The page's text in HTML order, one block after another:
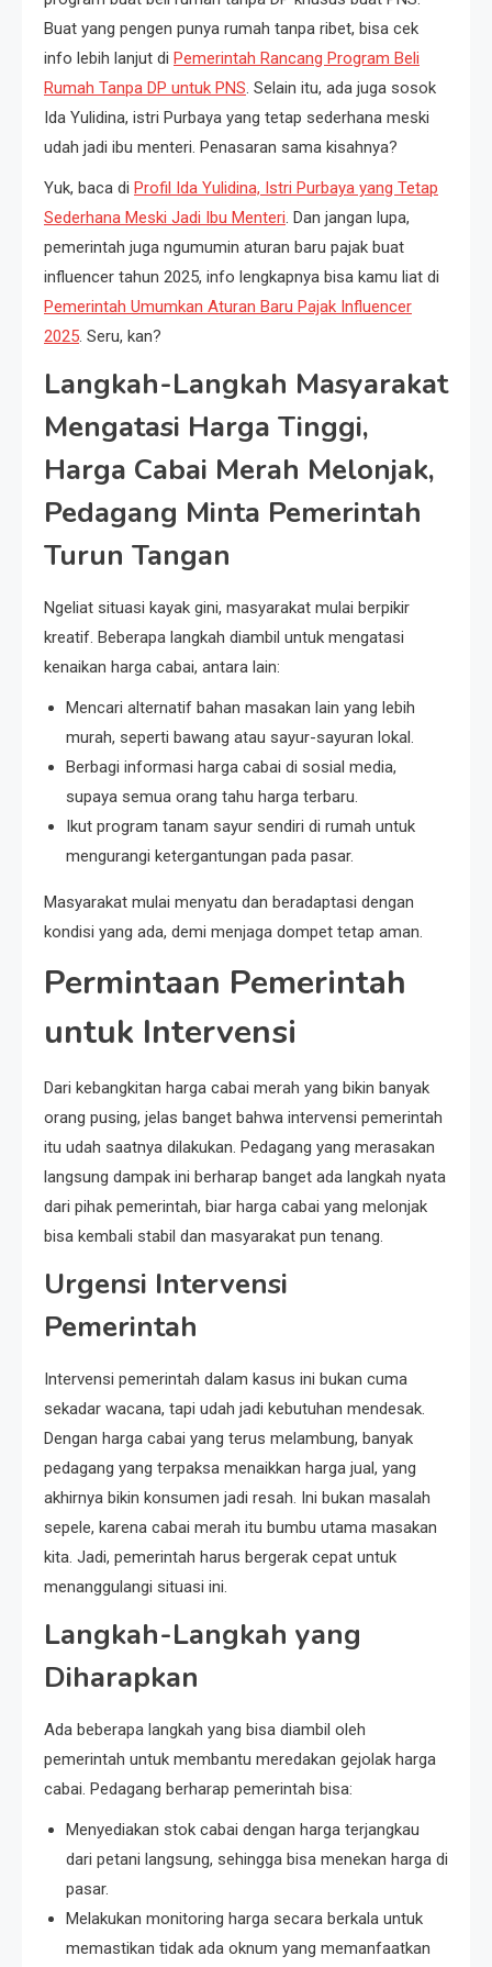
Buat yang pengen punya rumah tanpa ribet, bisa cek
info lebih lanjut di Pemerintah Rancang Program Beli
Rumah Tanpa DP untuk PNS. Selain itu, ada juga sosok
Ida Yulidina, istri Purbaya yang tetap sederhana meski
udah jadi ibu menteri. Penasaran sama kisahnya?
Yuk, baca di Profil Ida Yulidina, Istri Purbaya yang Tetap
Sederhana Meski Jadi Ibu Menteri. Dan jangan lupa,
pemerintah juga ngumumin aturan baru pajak buat
influencer tahun 2025, info lengkapnya bisa kamu liat di
Pemerintah Umumkan Aturan Baru Pajak Influencer
2025. Seru, kan?
Langkah-Langkah Masyarakat
Mengatasi Harga Tinggi,
Harga Cabai Merah Melonjak,
Pedagang Minta Pemerintah
Turun Tangan
Ngeliat situasi kayak gini, masyarakat mulai berpikir
kreatif. Beberapa langkah diambil untuk mengatasi
kenaikan harga cabai, antara lain:
Mencari alternatif bahan masakan lain yang lebih
murah, seperti bawang atau sayur-sayuran lokal.
Berbagi informasi harga cabai di sosial media,
supaya semua orang tahu harga terbaru.
Ikut program tanam sayur sendiri di rumah untuk
mengurangi ketergantungan pada pasar.
Masyarakat mulai menyatu dan beradaptasi dengan
kondisi yang ada, demi menjaga dompet tetap aman.
Permintaan Pemerintah
untuk Intervensi
Dari kebangkitan harga cabai merah yang bikin banyak
orang pusing, jelas banget bahwa intervensi pemerintah
itu udah saatnya dilakukan. Pedagang yang merasakan
langsung dampak ini berharap banget ada langkah nyata
dari pihak pemerintah, biar harga cabai yang melonjak
bisa kembali stabil dan masyarakat pun tenang.
Urgensi Intervensi
Pemerintah
Intervensi pemerintah dalam kasus ini bukan cuma
sekadar wacana, tapi udah jadi kebutuhan mendesak.
Dengan harga cabai yang terus melambung, banyak
pedagang yang terpaksa menaikkan harga jual, yang
akhirnya bikin konsumen jadi resah. Ini bukan masalah
sepele, karena cabai merah itu bumbu utama masakan
kita. Jadi, pemerintah harus bergerak cepat untuk
menanggulangi situasi ini.
Langkah-Langkah yang
Diharapkan
Ada beberapa langkah yang bisa diambil oleh
pemerintah untuk membantu meredakan gejolak harga
cabai. Pedagang berharap pemerintah bisa:
Menyediakan stok cabai dengan harga terjangkau
dari petani langsung, sehingga bisa menekan harga di
pasar.
Melakukan monitoring harga secara berkala untuk
memastikan tidak ada oknum yang memanfaatkan